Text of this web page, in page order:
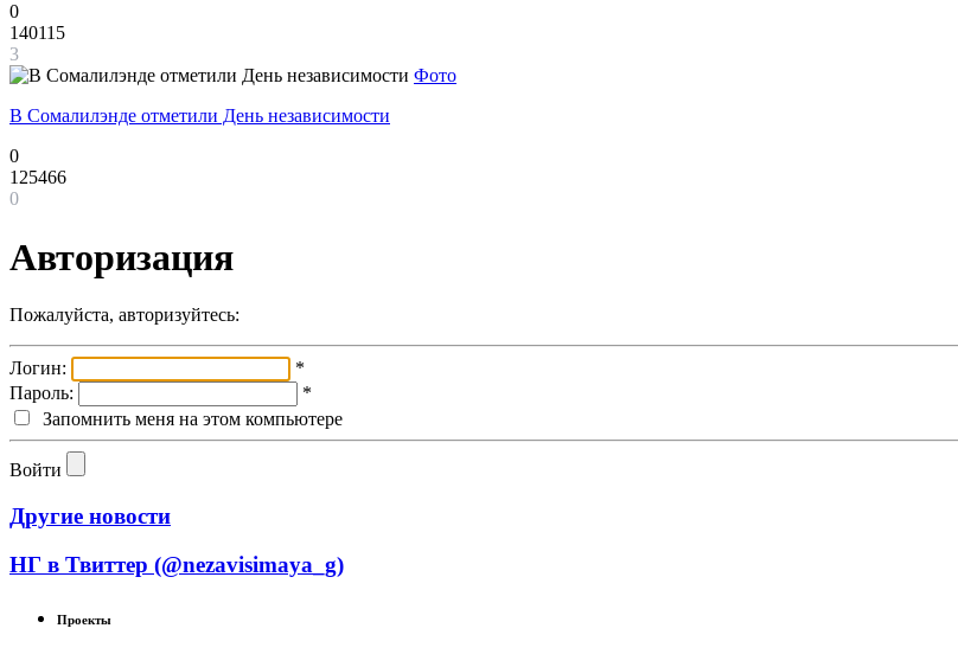
0
140115
3
Фото
В Сомалилэнде отметили День независимости
0
125466
0
Авторизация
Пожалуйста, авторизуйтесь:
Логин:
*
Пароль:
*
Запомнить меня на этом компьютере
Войти
Другие новости
НГ в Твиттер (@nezavisimaya_g)
Проекты